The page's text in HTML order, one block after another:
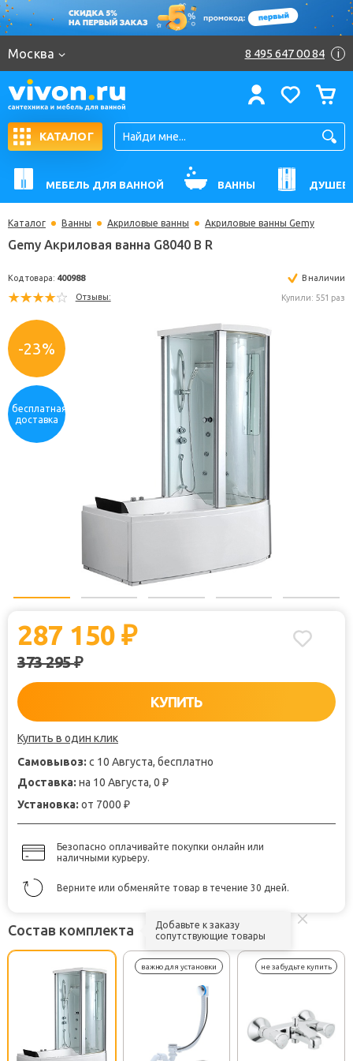
Москва 8 495 647 00 84 i
КАТАЛОГ
МЕБЕЛЬ ДЛЯ ВАННОЙ ВАННЫ
Каталог Ванны Акриловые ванны Акриловые ванны Gemy
-23%
бесплатная
доставка
287 150₽
373 295₽
КУПИТЬ
Купить в один клик
Самовывоз: с 10 Августа, бесплатно
Доставка: на 10 Августа, 0 ₽
Установка: от 7000 ₽
Безопасно оплачивайте покупки онлайн или
наличными курьеру.
Верните или обменяйте товар в течение 30 дней.
Gemy Акриловая ванна G8040 B R
Состав комплекта
Добавьте к заказу
сопутствующие товары